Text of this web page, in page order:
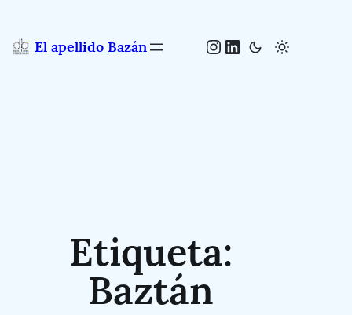
contenido
El apellido Bazán Instagram
LinkedIn
Etiqueta:
Baztán